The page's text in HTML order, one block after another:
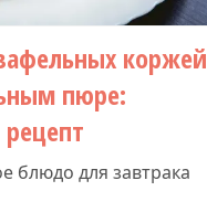
коржей
пюре:
блюдо для завтрака